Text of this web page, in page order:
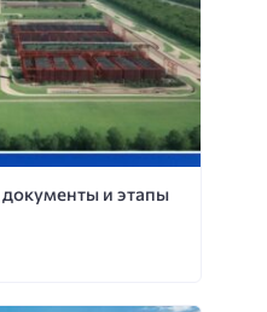
документы и этапы